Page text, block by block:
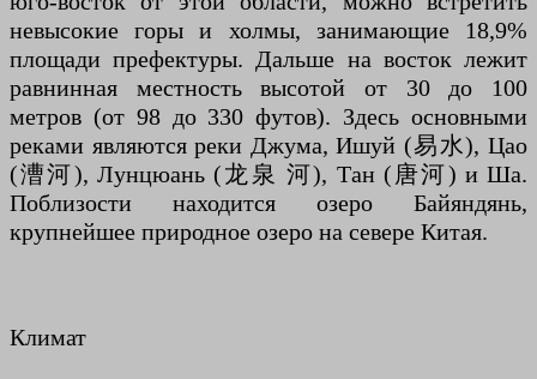
невысокие горы и холмы, занимающие 18,9%
площади префектуры. Дальше на восток лежит
равнинная местность высотой от 30 до 100
метров (от 98 до 330 футов). Здесь основными
реками являются реки Джума, Ишуй (易水), Цао
(漕河), Лунцюань (龙泉 河), Тан (唐河) и Ша.
Поблизости находится озеро Байяндянь,
крупнейшее природное озеро на севере Китая.
Климат